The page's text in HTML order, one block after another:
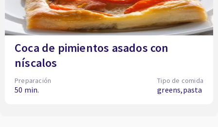
Coca de pimientos asados con
níscalos
Preparación
50 min.
Tipo de comida
greens,pasta